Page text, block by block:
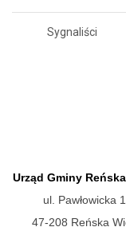
Sygnaliści
Urząd Gminy
ul. Pawłowicka 1
47-208 Reńska